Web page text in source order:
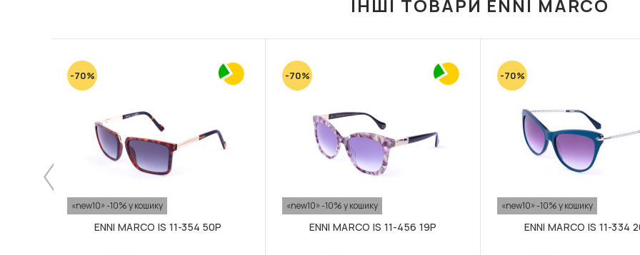
ІНШІ ТОВАРИ ENNI MARCO
-70%
«new10» -10% у кошику
ENNI MARCO IS 11-354 50P
-70%
«new10» -10% у кошику
ENNI MARCO IS 11-456 19P
-70%
«new10» -10% у кошику
ENNI MARCO IS 11-334